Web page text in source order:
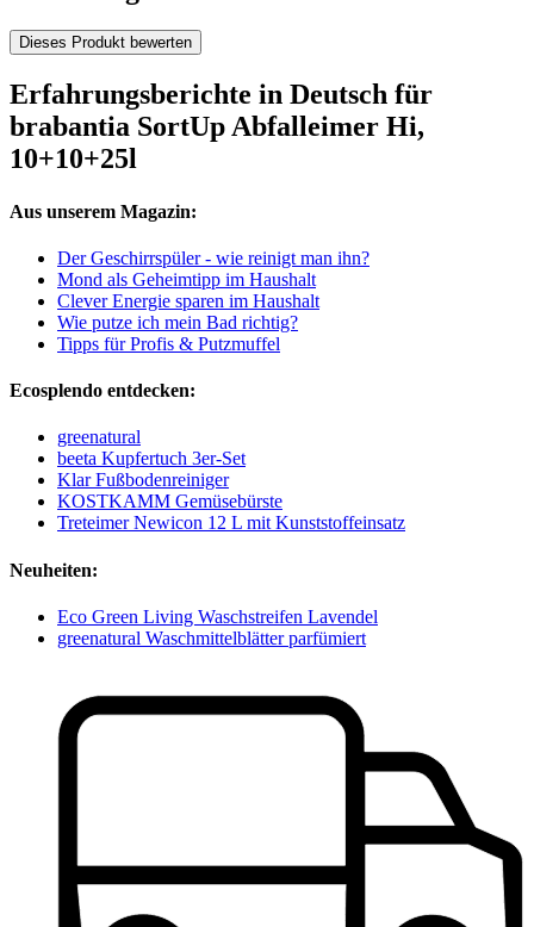
Dieses Produkt bewerten
Erfahrungsberichte in Deutsch für
brabantia SortUp Abfalleimer Hi,
10+10+25l
Aus unserem Magazin:
Der Geschirrspüler - wie reinigt man ihn?
Mond als Geheimtipp im Haushalt
Clever Energie sparen im Haushalt
Wie putze ich mein Bad richtig?
Tipps für Profis & Putzmuffel
Ecosplendo entdecken:
greenatural
beeta Kupfertuch 3er-Set
Klar Fußbodenreiniger
KOSTKAMM Gemüsebürste
Treteimer Newicon 12 L mit Kunststoffeinsatz
Neuheiten:
Eco Green Living Waschstreifen Lavendel
greenatural Waschmittelblätter parfümiert